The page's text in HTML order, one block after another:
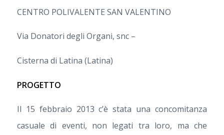
CENTRO POLIVALENTE SAN VALENTINO
Via Donatori degli Organi, snc –
Cisterna di Latina (Latina)
PROGETTO
Il 15 febbraio 2013 c’è stata una concomitanza
casuale di eventi, non legati tra loro, ma che